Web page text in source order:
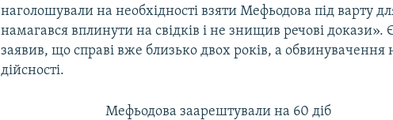
наголошували на необхідності взяти Мефьодова під варту
намагався вплинути на свідків і не знищив речові докази».
заявив, що справі вже близько двох років, а обвинувачення
дійсності.
Мефьодова заарештували на 60 діб